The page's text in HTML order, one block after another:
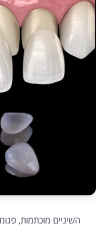
השיניים מוכתמות,